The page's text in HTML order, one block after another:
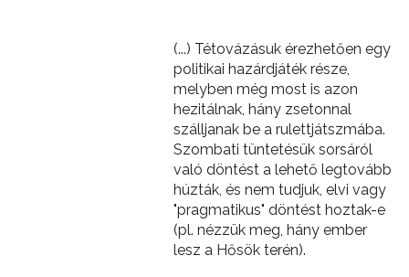
(...) Tétovázásuk érezhetően egy
politikai hazárdjáték része,
melyben még most is azon
hezitálnak, hány zsetonnal
szálljanak be a rulettjátszmába.
Szombati tüntetésük sorsáról
való döntést a lehető legtovább
húzták, és nem tudjuk, elvi vagy
"pragmatikus" döntést hoztak-e
(pl. nézzük meg, hány ember
lesz a Hősök terén).